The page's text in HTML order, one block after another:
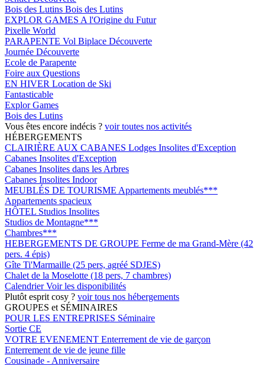
Bois des Lutins Bois des Lutins
EXPLOR GAMES A l'Origine du Futur
Pixelle World
PARAPENTE Vol Biplace Découverte
Journée Découverte
Ecole de Parapente
Foire aux Questions
EN HIVER Location de Ski
Fantasticable
Explor Games
Bois des Lutins
Vous êtes encore indécis ? voir toutes nos activités
HÉBERGEMENTS
CLAIRIÈRE AUX CABANES Lodges Insolites d'Exception
Cabanes Insolites d'Exception
Cabanes Insolites dans les Arbres
Cabanes Insolites Indoor
MEUBLÉS DE TOURISME Appartements meublés***
Appartements spacieux
HÔTEL Studios Insolites
Studios de Montagne***
Chambres***
HEBERGEMENTS DE GROUPE Ferme de ma Grand-Mère (42
pers. 4 épis)
Gîte Ti'Marmaille (25 pers, agréé SDJES)
Chalet de la Moselotte (18 pers, 7 chambres)
CalendrierVoir les disponibilités
Plutôt esprit cosy ? voir tous nos hébergements
GROUPES et SÉMINAIRES
POUR LES ENTREPRISES Séminaire
Sortie CE
VOTRE EVENEMENT Enterrement de vie de garçon
Enterrement de vie de jeune fille
Cousinade - Anniversaire